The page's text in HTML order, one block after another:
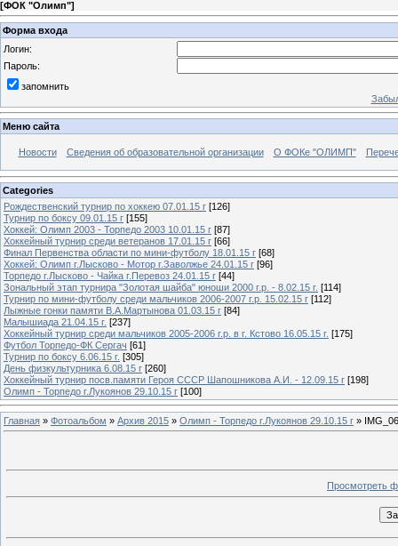
[ФОК "Олимп"]
Форма входа
Логин:
Пароль:
запомнить
Меню сайта
Новости Сведения об образовательной организации О ФОКе "ОЛИМП"
Categories
Рождественский турнир по хоккею 07.01.15 г [126]
Турнир по боксу 09.01.15 г [155]
Хоккей: Олимп 2003 - Торпедо 2003 10.01.15 г [87]
Хоккейный турнир среди ветеранов 17.01.15 г [66]
Финал Первенства области по мини-футболу 18.01.15 г [68]
Хоккей: Олимп г.Лысково - Мотор г.Заволжье 24.01.15 г [96]
Торпедо г.Лысково - Чайка г.Перевоз 24.01.15 г [44]
Зональный этап турнира "Золотая шайба" юноши 2000 г.р. - 8.02.15 г. [114]
Турнир по мини-футболу среди мальчиков 2006-2007 г.р. 15.02.15 г [112]
Лыжные гонки памяти В.А.Мартынова 01.03.15 г [84]
Малышиада 21.04.15 г. [237]
Хоккейный турнир среди мальчиков 2005-2006 г.р. в г. Кстово 16.05.15 г. [175]
Футбол Торпедо-ФК Сергач [61]
Турнир по боксу 6.06.15 г. [305]
День физкультурника 6.08.15 г [260]
Хоккейный турнир посв.памяти Героя СССР Шапошникова А.И. - 12.09.15 г [198]
Олимп - Торпедо г.Лукоянов 29.10.15 г [100]
Главная » Фотоальбом » Архив 2015 » Олимп - Торпедо г.Лукоянов 29.10.15 г »
Просмотреть